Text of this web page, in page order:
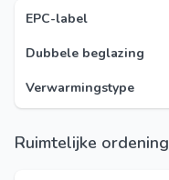
EPC-label
Dubbele beglazing
Verwarmingstype
Ruimtelijke ordening